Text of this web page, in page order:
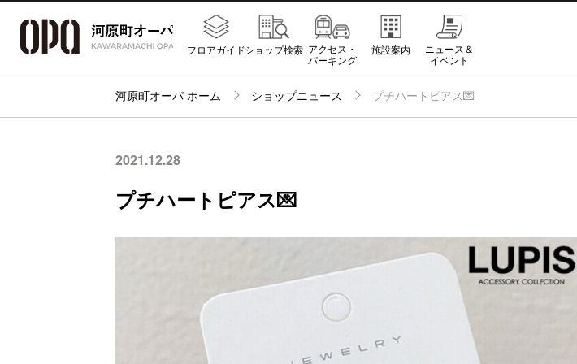
フロアガイドショップ検索 アクセス・
パーキング
施設案内
ニュース＆
イベント
河原町オーパ ホーム ショップニュース プチハートピアス💌
2021.12.28
プチハートピアス💌